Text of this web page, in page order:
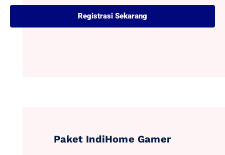
Registrasi Sekarang
Paket IndiHome Gamer